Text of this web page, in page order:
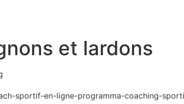
et lardons